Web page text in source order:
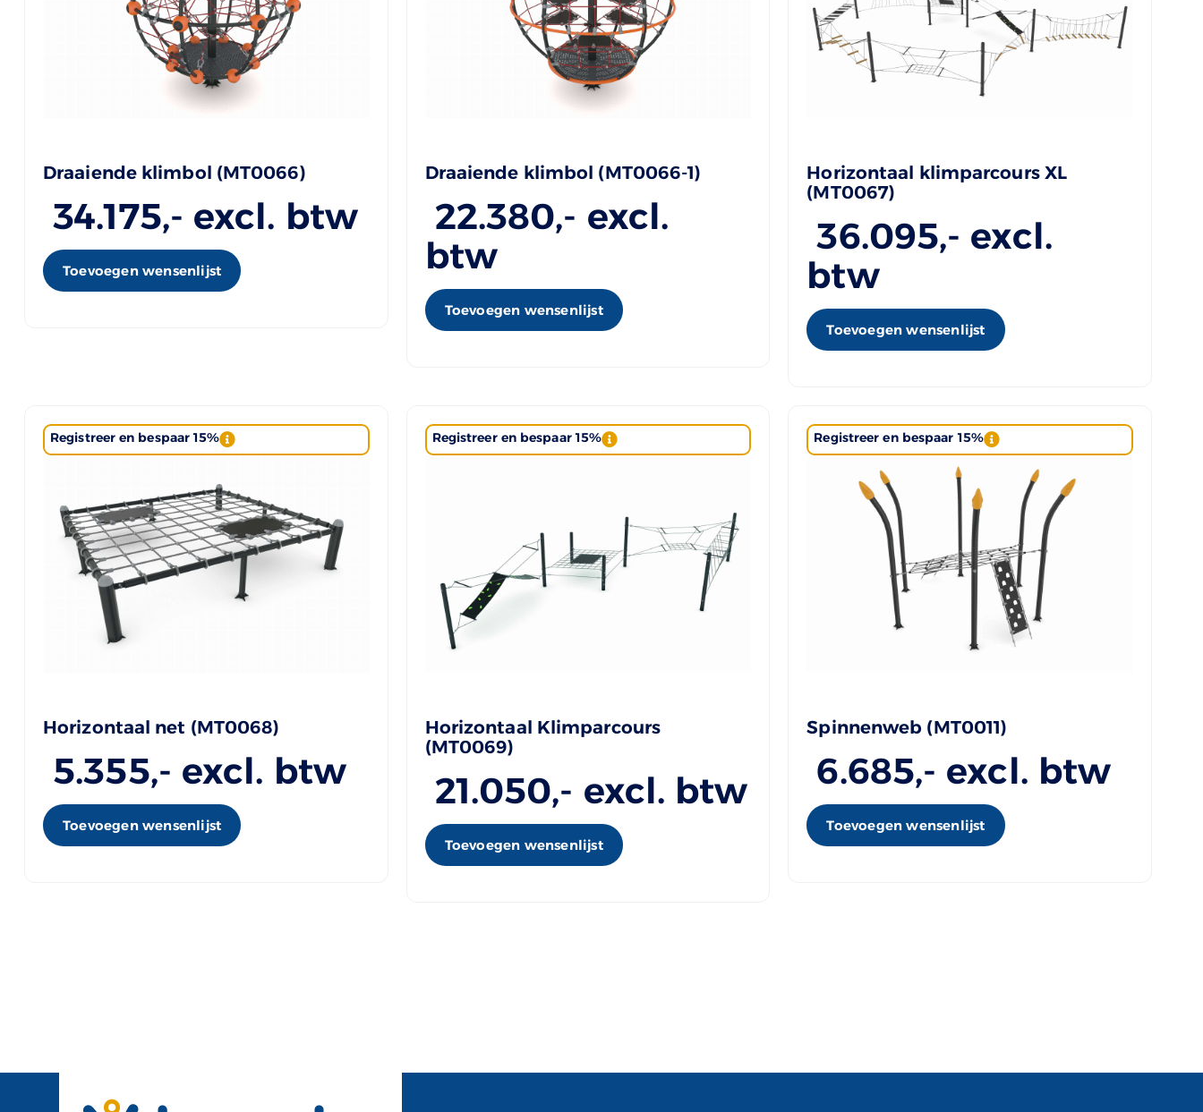
Draaiende klimbol (MT0066)
34.175,- excl. btw
Toevoegen wensenlijst
Draaiende klimbol (MT0066-1)
22.380,- excl.
btw
Toevoegen wensenlijst
Horizontaal klimparcours XL
(MT0067)
36.095,- excl.
btw
Toevoegen wensenlijst
Registreer en bespaar 15%
Horizontaal net (MT0068)
5.355,- excl. btw
Toevoegen wensenlijst
Registreer en bespaar 15%
Horizontaal Klimparcours
(MT0069)
21.050,- excl. btw
Toevoegen wensenlijst
Registreer en bespaar 15%
Spinnenweb (MT0011)
6.685,- excl. btw
Toevoegen wensenlijst